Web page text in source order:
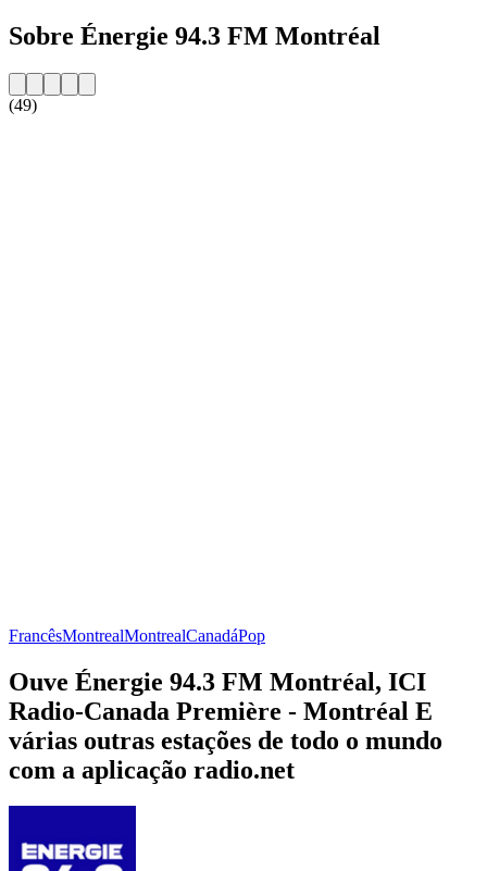
Sobre Énergie 94.3 FM Montréal
(49)
FrancêsMontrealMontrealCanadáPop
Ouve Énergie 94.3 FM Montréal, ICI
Radio-Canada Première - Montréal E
várias outras estações de todo o mundo
com a aplicação radio.net